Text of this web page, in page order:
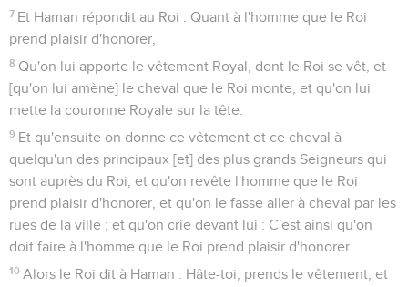
7 Et Haman répondit au Roi : Quant à l'homme que le Roi
prend plaisir d'honorer,
8 Qu'on lui apporte le vêtement Royal, dont le Roi se vêt, et
[qu'on lui amène] le cheval que le Roi monte, et qu'on lui
mette la couronne Royale sur la tête.
9 Et qu'ensuite on donne ce vêtement et ce cheval à
quelqu'un des principaux [et] des plus grands Seigneurs qui
sont auprès du Roi, et qu'on revête l'homme que le Roi
prend plaisir d'honorer, et qu'on le fasse aller à cheval par les
rues de la ville ; et qu'on crie devant lui : C'est ainsi qu'on
doit faire à l'homme que le Roi prend plaisir d'honorer.
10 Alors le Roi dit à Haman : Hâte-toi, prends le vêtement, et